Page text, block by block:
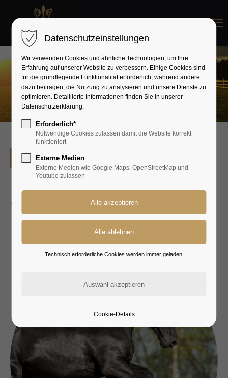
Zur Übersicht
Zepp
Datenschutzeinstellungen
Wir verwenden Cookies und ähnliche Technologien, um Ihre
Erfahrung auf unserer Website zu verbessern. Einige Cookies sind
für die grundlegende Funktionalität erforderlich, während andere
dazu beitragen, die Nutzung zu analysieren und unsere Dienste zu
optimieren. Detaillierte Informationen finden Sie in unserer
Datenschutzerklärung.
Erforderlich*
Notwendige Cookies zulassen damit die Website korrekt
funktioniert
Externe Medien
Externe Medien wie Google Maps, OpenStreetMap und
Youtube zulassen
Technisch erforderliche Cookies werden immer geladen.
Cookie-Details